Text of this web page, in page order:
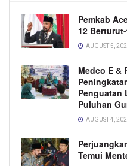
Pemkab
12
AUGUST 5,
Medco E &
Penguatan
Puluhan
AUGUST 4,
Temui